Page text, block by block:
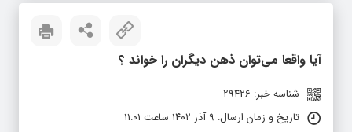
آیا واقعا می‌توان ذهن دیگران را خواند ؟
شناسه خبر: 29426
تاریخ و زمان ارسال: ۹ آذر ۱۴۰۲ ساعت ۱۱:۰۱